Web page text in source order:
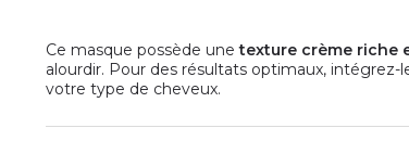
Ce masque possède unetexture crème riche
alourdir. Pour des résultats optimaux, intégrez-
votre type de cheveux.